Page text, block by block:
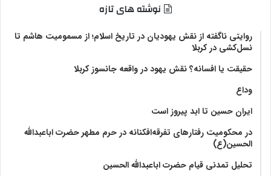
نوشته های تازه
روایتی ناگفته از نقش یهودیان در تاریخ اسلام؛ از مسمومیت هاشم تا
نسل‌کشی در کربلا
حقیقت یا افسانه؟‌ نقش یهود در واقعه جانسوز کربلا
وداع
ایران حسین تا ابد پیروز است
در محکومیت رفتارهای تفرقه‌افکنانه در حرم مطهر حضرت اباعبدالله
الحسین(ع)
تحلیل تمدنی قیام حضرت اباعبدالله الحسین